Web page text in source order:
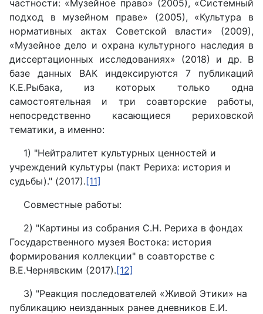
частности: «Музейное право» (2005), «Системный
подход в музейном праве» (2005), «Культура в
нормативных актах Советской власти» (2009),
«Музейное дело и охрана культурного наследия в
диссертационных исследованиях» (2018) и др. В
базе данных ВАК индексируются 7 публикаций
К.Е.Рыбака, из которых только одна
самостоятельная и три соавторские работы,
непосредственно касающиеся рериховской
тематики, а именно:
1) "Нейтралитет культурных ценностей и
учреждений культуры (пакт Рериха: история и
судьбы)." (2017).[11]
Совместные работы:
2) "Картины из собрания С.Н. Рериха в фондах
Государственного музея Востока: история
формирования коллекции" в соавторстве с
В.Е.Чернявским (2017).[12]
3) "Реакция последователей «Живой Этики» на
публикацию неизданных ранее дневников Е.И.